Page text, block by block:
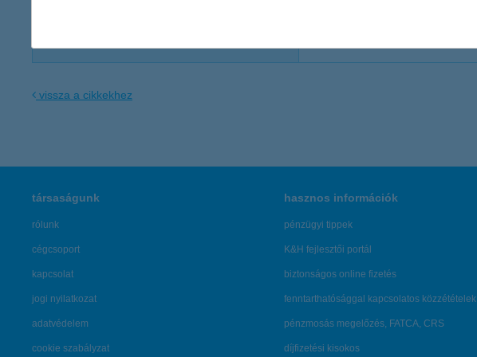
vissza a cikkekhez
társaságunk
rólunk
cégcsoport
kapcsolat
jogi nyilatkozat
adatvédelem
cookie szabályzat
hasznos információk
pénzügyi tippek
K&H fejlesztői portál
biztonságos online fizetés
fenntarthatósággal kapcsolatos közzétételek
pénzmosás megelőzés, FATCA, CRS
díjfizetési kisokos